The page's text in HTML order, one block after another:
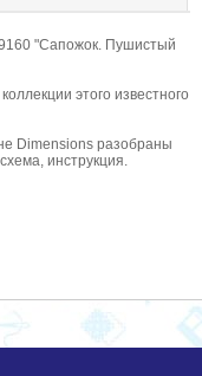
"Сапожок. Пушистый
этого известного
Dimensions разобраны
инструкция.